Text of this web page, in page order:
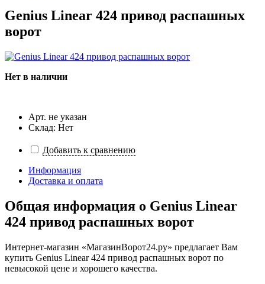
Genius Linear 424 привод распашных
ворот
Нет в наличии
Арт. не указан
Склад: Нет
Добавить к сравнению
Информация
Доставка и оплата
Общая информация о Genius Linear
424 привод распашных ворот
Интернет-магазин «МагазинВорот24.ру» предлагает Вам
купить Genius Linear 424 привод распашных ворот по
невысокой цене и хорошего качества.